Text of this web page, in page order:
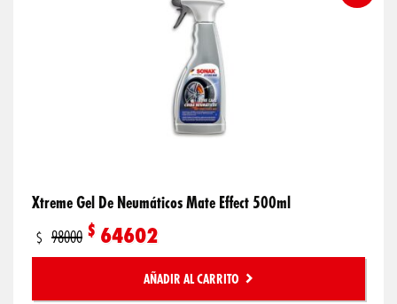
Xtreme Gel De Neumáticos Mate Effect 500ml
$ 98000 $ 64602
AÑADIR AL CARRITO